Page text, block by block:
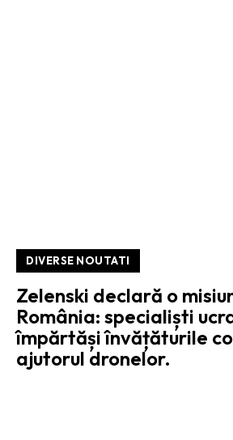
DIVERSE NOUTATI
Zelenski declară o
România: specialiști
împărtăși învățăturile
ajutorul dronelor.